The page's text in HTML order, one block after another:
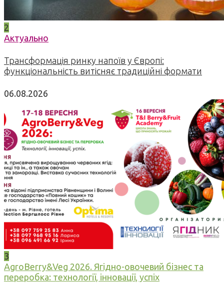
2
Актуально
Трансформація ринку напоїв у Європі:
функціональність витісняє традиційні формати
06.08.2026
3
AgroBerry&Veg 2026. Ягідно-овочевий бізнес та
переробка: технології, інновації, успіх